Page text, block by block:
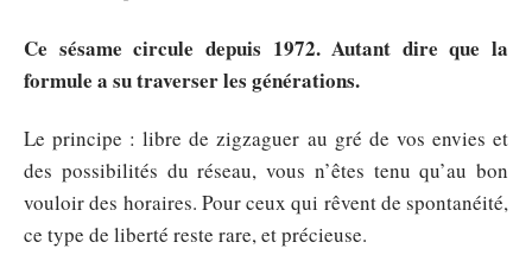
Ce sésame circule depuis 1972. Autant dire que la
formule a su traverser les générations.
Le principe : libre de zigzaguer au gré de vos envies et
des possibilités du réseau, vous n’êtes tenu qu’au bon
vouloir des horaires. Pour ceux qui rêvent de spontanéité,
ce type de liberté reste rare, et précieuse.